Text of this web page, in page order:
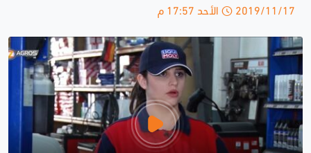
2019/11/17 الأحد 17:57 م